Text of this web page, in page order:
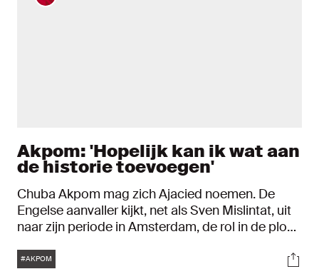
Akpom: 'Hopelijk kan ik wat aan
de historie toevoegen'
Chuba Akpom mag zich Ajacied noemen. De
Engelse aanvaller kijkt, net als Sven Mislintat, uit
naar zijn periode in Amsterdam, de rol in de ploeg
om te laten zien wat ik kan."
Tags
#AKPOM